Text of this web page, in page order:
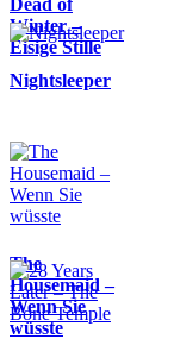
Winter –
Eisige Stille
Nightsleeper
The
Housemaid –
Wenn Sie
wüsste